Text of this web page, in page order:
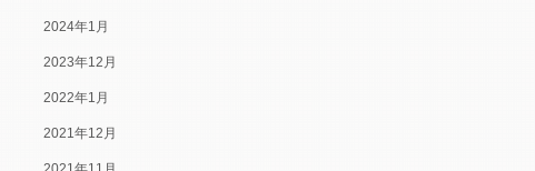
2024年1月
2023年12月
2022年1月
2021年12月